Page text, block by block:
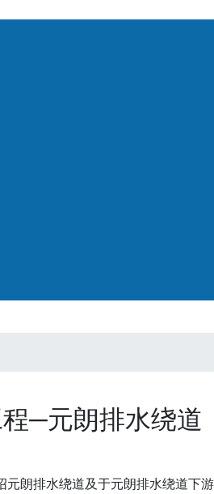
─元朗排水绕道
朗排水绕道及于元朗排水绕道下游